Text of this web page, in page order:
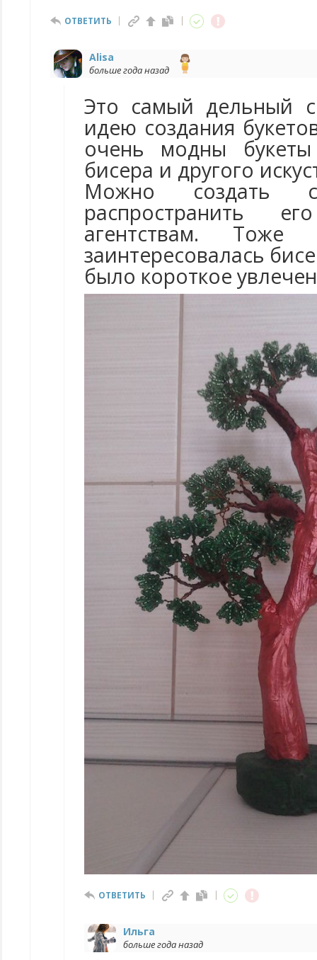
ОТВЕТИТЬ
Alisa
больше года назад
Это самый дельный
идею создания
очень модны
бисера и другого
Можно создать
распространить
агентствам.
заинтересовалась
было короткое
ОТВЕТИТЬ
Ильга
больше года назад